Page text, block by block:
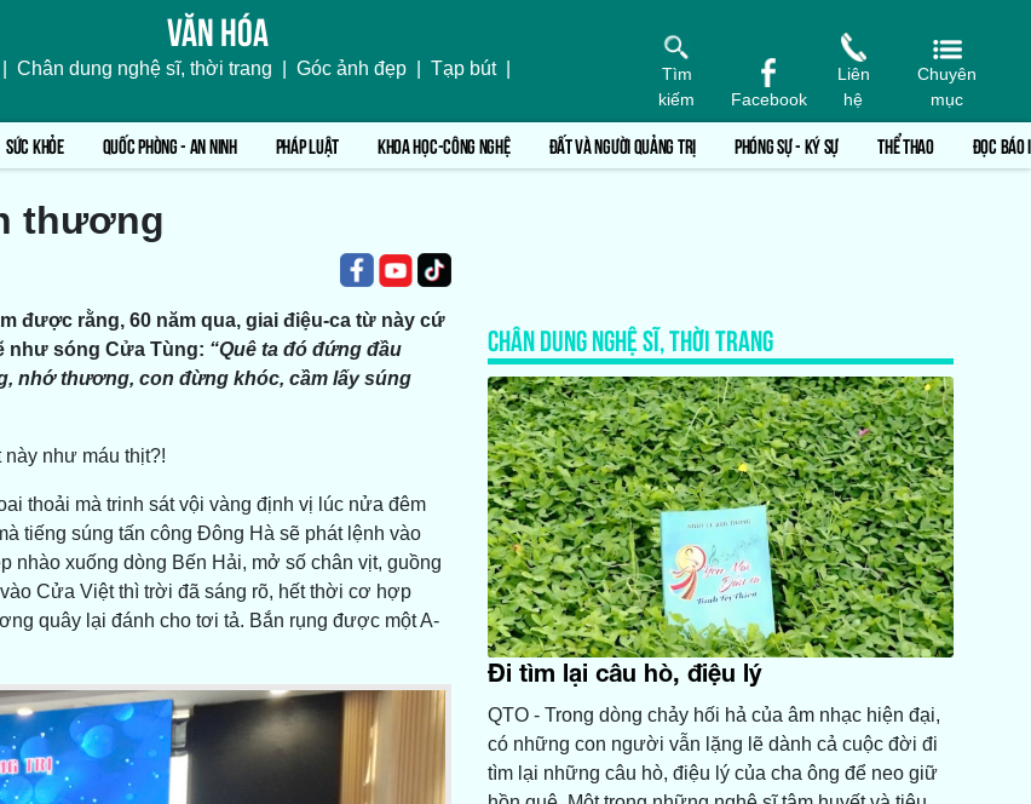
Văn hóa
Chân dung nghệ sĩ, thời trang Góc ảnh đẹp Tạp bút
Tìm
kiếm
Facebook
Liên
hệ
Chuyên
mục
SỨC KHỎE QUỐC PHÒNG - AN NINH PHÁP LUẬT KHOA HỌC-CÔNG NGHỆ ĐẤT VÀ NGƯỜI QUẢNG TRỊ PHÓNG SỰ - KÝ SỰ THỂ THAO ĐỌC BÁO
thương
được rằng, 60 năm qua, giai điệu-ca từ này cứ
như sóng Cửa Tùng: “Quê ta đó đứng đầu
nhớ thương, con đừng khóc, cầm lấy súng
như máu thịt?!
thoải mà trinh sát vội vàng định vị lúc nửa đêm
tiếng súng tấn công Đông Hà sẽ phát lệnh vào
nhào xuống dòng Bến Hải, mở số chân vịt, guồng
Cửa Việt thì trời đã sáng rõ, hết thời cơ hợp
quây lại đánh cho tơi tả. Bắn rụng được một A-
CHÂN DUNG NGHỆ SĨ, THỜI TRANG
Đi tìm lại câu hò, điệu lý
QTO - Trong dòng chảy hối hả của âm nhạc hiện đại,
có những con người vẫn lặng lẽ dành cả cuộc đời đi
tìm lại những câu hò, điệu lý của cha ông để neo giữ